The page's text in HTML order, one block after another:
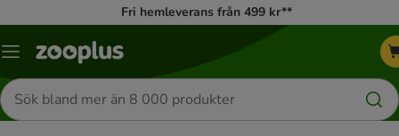
Fri hemleverans från 499 kr**
Katalogmeny
Sök
efter
produkter